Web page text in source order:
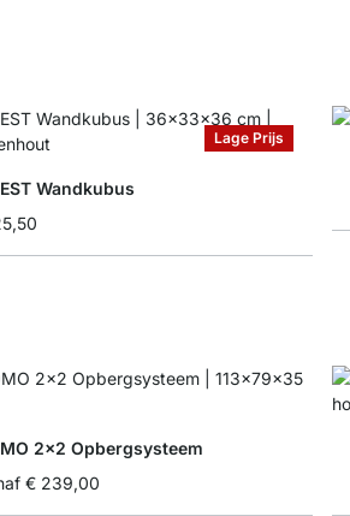
Lage Prijs
Wandkubus
2x2 Opbergsysteem
€ 239,00